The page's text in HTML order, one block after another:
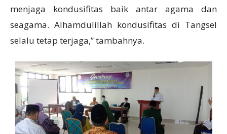
menjaga kondusifitas baik antar agama dan
seagama. Alhamdulillah kondusifitas di Tangsel
selalu tetap terjaga,” tambahnya.